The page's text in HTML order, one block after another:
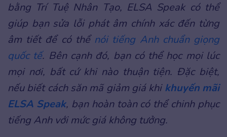
bằng Trí Tuệ Nhân Tạo, ELSA Speak có thể
giúp bạn sửa lỗi phát âm chính xác đến từng
âm tiết để có thể nói tiếng Anh chuẩn giọng
quốc tế. Bên cạnh đó, bạn có thể học mọi lúc
mọi nơi, bất cứ khi nào thuận tiện. Đặc biệt,
nếu biết cách săn mã giảm giá khikhuyến mãi
ELSA Speak, bạn hoàn toàn có thể chinh phục
tiếng Anh với mức giá không tưởng.